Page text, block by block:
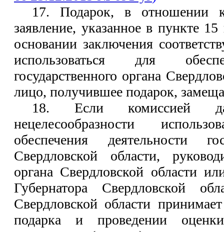
17. Подарок, в отношении
заявление, указанное в пункте
основании заключения
использоваться для
государственного органа
лицо, получившее подарок,
18. Если комиссией
нецелесообразности
обеспечения деятельности
Свердловской области,
органа Свердловской области
Губернатора Свердловской
Свердловской области
подарка и проведении